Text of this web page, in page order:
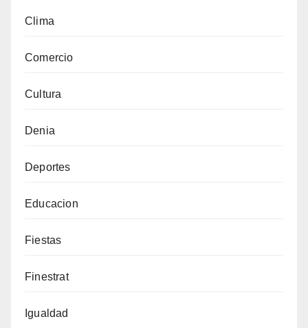
Clima
Comercio
Cultura
Denia
Deportes
Educacion
Fiestas
Finestrat
Igualdad